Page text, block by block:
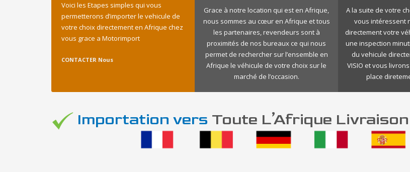
Voici les Etapes simples qui vous
permetterons d’importer le vehicule de
votre choix directement en Afrique chez
vous grace a Motorimport
CONTACTER Nous
Grace à notre location qui est en Afrique,
nous sommes au cœur en Afrique et tous
les partenaires, revendeurs sont à
proximités de nos bureaux ce qui nous
permet de rechercher sur l’ensemble en
Afrique le véhicule de votre choix sur le
marché de l’occasion.
A la suite de votre
vous intéressent
directement votre
une inspection
du vehicule
VISIO et vous
place
Importation vers Toute L’Afrique